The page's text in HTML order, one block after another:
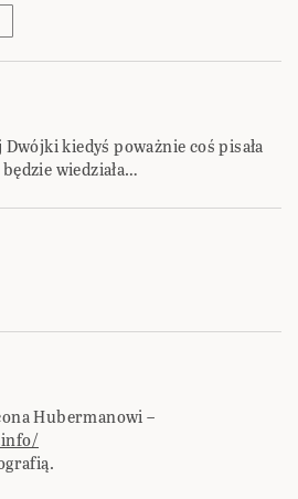
kiedyś poważnie coś pisała
wiedziała…
Hubermanowi –